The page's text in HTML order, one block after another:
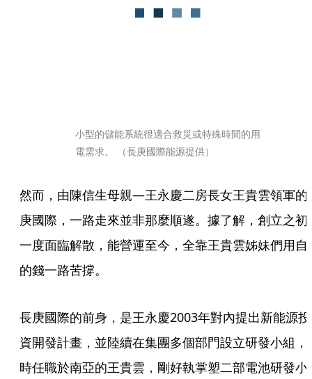
小型的儲能系統很適合救災或特殊時間的用
電需求。 （長庚國際能源提供）
然而，由陳信生母親—王永慶二房長女王貴雲領軍的
庚國際，一路走來並非那麼順遂。據了解，創立之初
一度面臨解散，能營運至今，全靠王貴雲姊妹們用自
的錢一路苦撐。
長庚國際的前身，是王永慶2003年對內提出新能源投
資開發計畫，並陸續在集團多個部門設立研發小組，
時任職於南亞的王貴雲，剛好執掌塑二部電池研發小